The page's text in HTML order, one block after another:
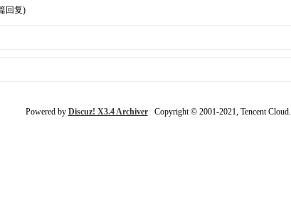
回复)
Powered by Discuz! X3.4 ArchiverCopyright © 2001-2021, Tencent Cloud.